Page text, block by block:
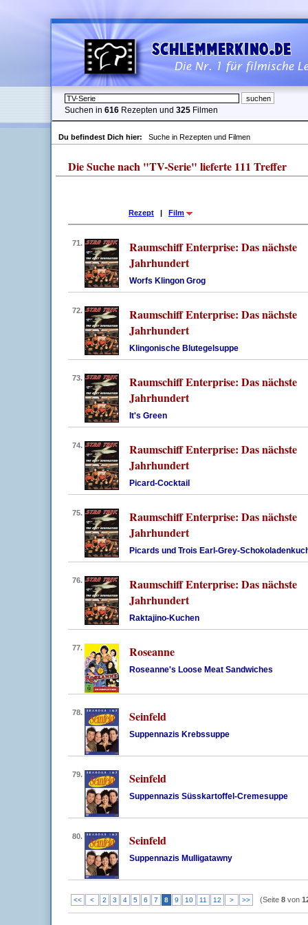
Suchen in 616 Rezepten und 325 Filmen
Du befindest Dich hier: Suche in Rezepten und Filmen
Die Suche nach "TV-Serie" lieferte 111 Treffer
Rezept | Film
71.
Raumschiff Enterprise: Das nächste
Jahrhundert
Worfs Klingon Grog
72.
Raumschiff Enterprise: Das nächste
Jahrhundert
Klingonische Blutegelsuppe
73.
Raumschiff Enterprise: Das nächste
Jahrhundert
It's Green
74.
Raumschiff Enterprise: Das nächste
Jahrhundert
Picard-Cocktail
75.
Raumschiff Enterprise: Das nächste
Jahrhundert
Picards und Trois Earl-Grey-
76.
Raumschiff Enterprise: Das nächste
Jahrhundert
Raktajino-Kuchen
77. Roseanne
Roseanne's Loose Meat Sandwiches
78. Seinfeld
Suppennazis Krebssuppe
79. Seinfeld
Suppennazis Süsskartoffel-Cremesuppe
80. Seinfeld
Suppennazis Mulligatawny
<< < 2 3 4 5 6 7 8 9 10 11 12 > >> (Seite 8 von